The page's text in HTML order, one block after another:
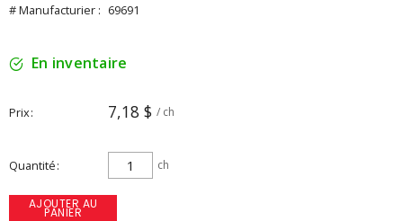
# Manufacturier : 69691
En inventaire
Prix 7,18 $ / ch
Quantité ch
AJOUTER AU
PANIER